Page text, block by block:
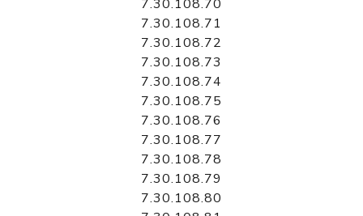
7.30.108.70
7.30.108.71
7.30.108.72
7.30.108.73
7.30.108.74
7.30.108.75
7.30.108.76
7.30.108.77
7.30.108.78
7.30.108.79
7.30.108.80